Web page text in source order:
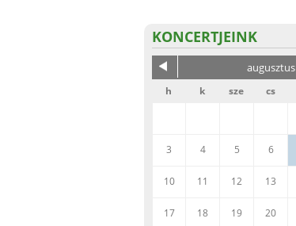
KONCERTJEINK
augusztus
h k sze cs
3 4 5 6
10 11 12 13
17 18 19 20